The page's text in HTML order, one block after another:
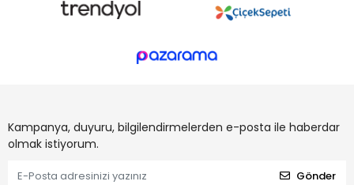
Kampanya, duyuru, bilgilendirmelerden e-posta ile haberdar
olmak istiyorum.
Gönder